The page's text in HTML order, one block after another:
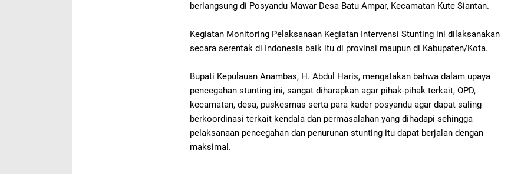
berlangsung di Posyandu Mawar Desa Batu Ampar, Kecamatan Kute Siantan.
Kegiatan Monitoring Pelaksanaan Kegiatan Intervensi Stunting ini dilaksanakan
secara serentak di Indonesia baik itu di provinsi maupun di Kabupaten/Kota.
Bupati Kepulauan Anambas, H. Abdul Haris, mengatakan bahwa dalam upaya
pencegahan stunting ini, sangat diharapkan agar pihak-pihak terkait, OPD,
kecamatan, desa, puskesmas serta para kader posyandu agar dapat saling
berkoordinasi terkait kendala dan permasalahan yang dihadapi sehingga
pelaksanaan pencegahan dan penurunan stunting itu dapat berjalan dengan
maksimal.